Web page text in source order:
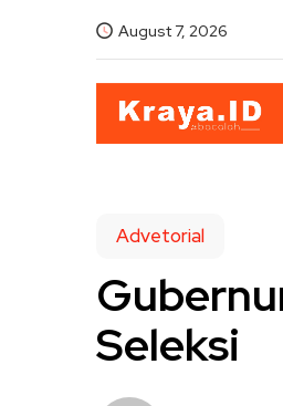
August 7, 2026
Advetorial
Seleksi